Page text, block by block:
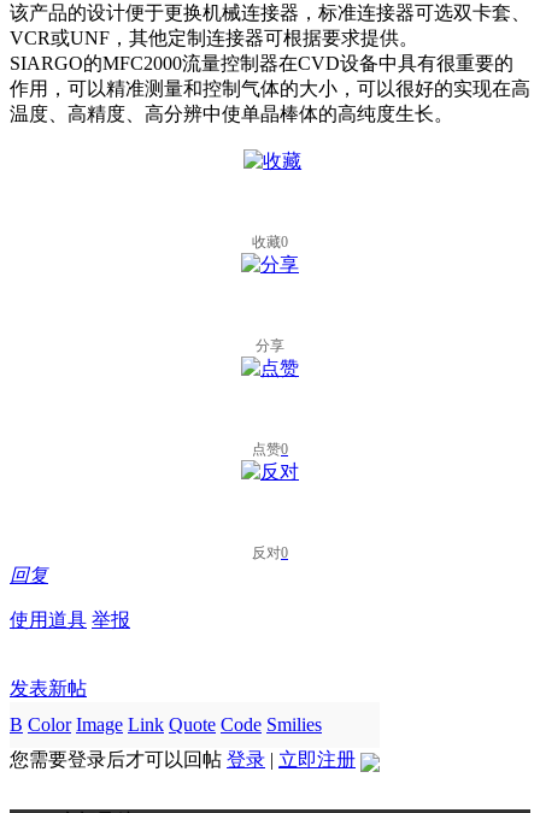
该产品的设计便于更换机械连接器，标准连接器可选双卡套、
VCR或UNF，其他定制连接器可根据要求提供。
SIARGO的MFC2000流量控制器在CVD设备中具有很重要的
作用，可以精准测量和控制气体的大小，可以很好的实现在高
温度、高精度、高分辨中使单晶棒体的高纯度生长。
收藏0
分享
点赞0
反对0
回复
使用道具 举报
发表新帖
B Color Image Link Quote Code Smilies
您需要登录后才可以回帖 登录 | 立即注册